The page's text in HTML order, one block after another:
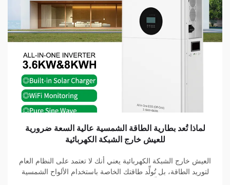
لماذا تُعد بطارية الطاقة الشمسية عالية السعة ضرورية
للعيش خارج الشبكة الكهربائية
العيش خارج الشبكة الكهربائية يعني أنك لا تعتمد على النظام العام
لتوريد الطاقة، بل تُولِّد طاقتك الخاصة باستخدام الألواح الشمسية